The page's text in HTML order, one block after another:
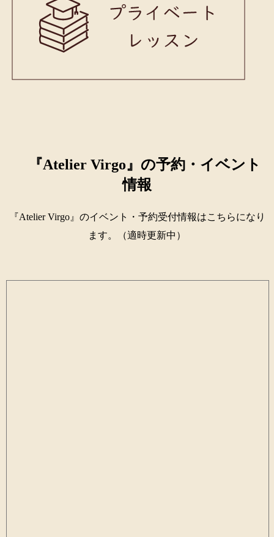
『Atelier Virgo』の予約・イベント
情報
『Atelier Virgo』のイベント・予約受付情報はこちらになり
ます。（適時更新中）